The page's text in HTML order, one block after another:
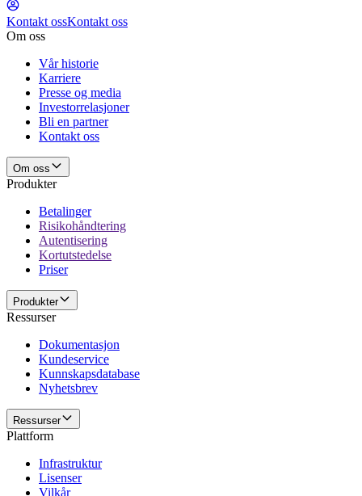
Kontakt ossKontakt oss
Om oss
Vår historie
Karriere
Presse og media
Investorrelasjoner
Bli en partner
Kontakt oss
Om oss
Produkter
Betalinger
Risikohåndtering
Autentisering
Kortutstedelse
Priser
Produkter
Ressurser
Dokumentasjon
Kundeservice
Kunnskapsdatabase
Nyhetsbrev
Ressurser
Plattform
Infrastruktur
Lisenser
Vilkår